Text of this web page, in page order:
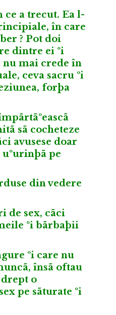
ce a trecut. Ea l-
în care
? Pot doi
dintre ei ºi
nu mai crede în
ceva sacru ºi
forþa
sã cocheteze
avusese doar
pe
din vedere
de sex, cãci
ºi bãrbaþii
ºi care nu
însã oftau
drept o
pe sãturate ºi